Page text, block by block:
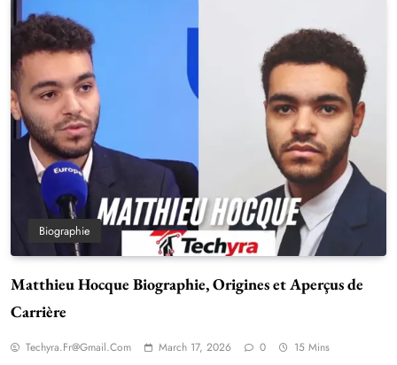
Biographie
Matthieu Hocque Biographie, Origines et Aperçus de
Carrière
Techyra.fr@gmail.com March 17, 2026 0 15 Mins